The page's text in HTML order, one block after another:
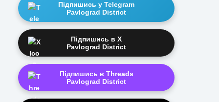
Підпишись у Telegram
Pavlograd District
Підпишись в X
Pavlograd District
Підпишись в Threads
Pavlograd District